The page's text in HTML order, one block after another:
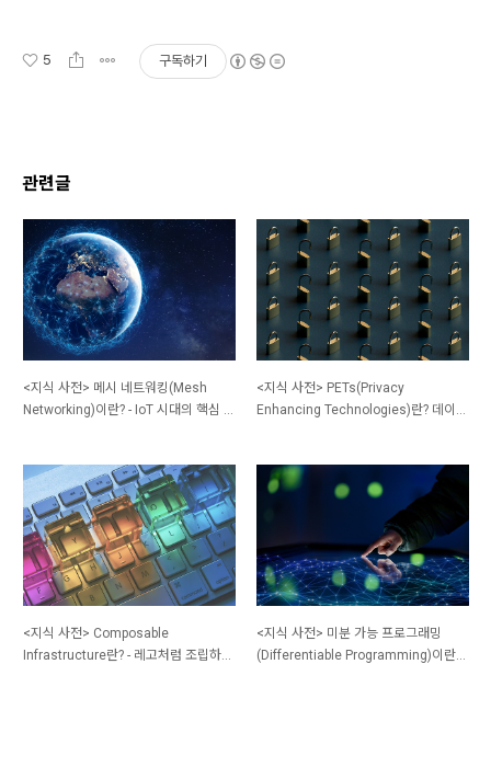
5 구독하기
관련글
<지식 사전> 메시 네트워킹(Mesh
Networking)이란? - IoT 시대의 핵심 네
<지식 사전> PETs(Privacy
Enhancing Technologies)란? 데이터
<지식 사전> Composable
Infrastructure란? - 레고처럼 조립하는
<지식 사전> 미분 가능 프로그래밍
(Differentiable Programming)이란?